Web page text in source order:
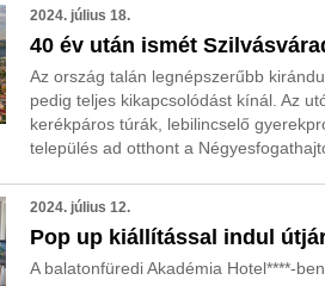
2024. július 18.
40 év után ismét
Az ország talán legnépszerűbb
pedig teljes kikapcsolódást kínál. Az
kerékpáros túrák, lebilincselő
település ad otthont a
2024. július 12.
Pop up kiállítással indul
A balatonfüredi Akadémia Hotel****-